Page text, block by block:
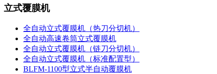
立式覆膜机
全自动立式覆膜机（热刀分切机）
全自动高速卷筒立式覆膜机
全自动立式覆膜机（链刀分切机）
全自动立式覆膜机（标准配置型）
BLFM-1100型立式半自动覆膜机